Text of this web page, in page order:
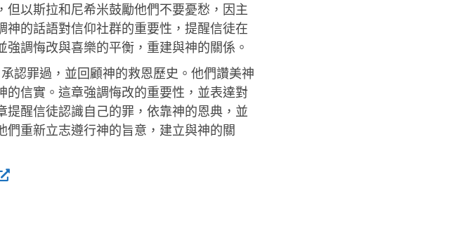
但以斯拉和尼希米鼓勵他們不要憂愁，因主
神的話語對信仰社群的重要性，提醒信徒在
調悔改與喜樂的平衡，重建與神的關係。
認罪過，並回顧神的救恩歷史。他們讚美神
的信實。這章強調悔改的重要性，並表達對
提醒信徒認識自己的罪，依靠神的恩典，並
們重新立志遵行神的旨意，建立與神的關